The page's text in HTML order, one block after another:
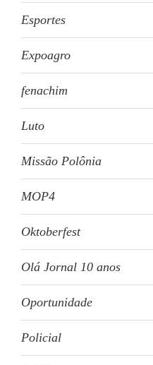
Esportes
Expoagro
fenachim
Luto
Missão Polônia
MOP4
Oktoberfest
Olá Jornal 10 anos
Oportunidade
Policial